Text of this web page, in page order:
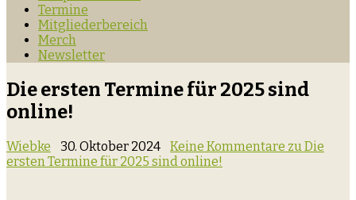
Termine
Mitgliederbereich
Merch
Newsletter
Die ersten Termine für 2025 sind
online!
Wiebke 30. Oktober 2024 Keine Kommentare zu Die
ersten Termine für 2025 sind online!